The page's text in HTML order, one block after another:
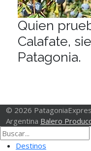
Quien
Calafate,
Patagonia.
© 2026
Argentina Balero
Destinos